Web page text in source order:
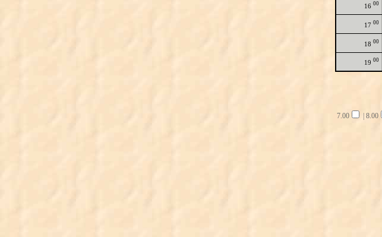
16 00
17 00
18 00
19 00
7.00 8.00